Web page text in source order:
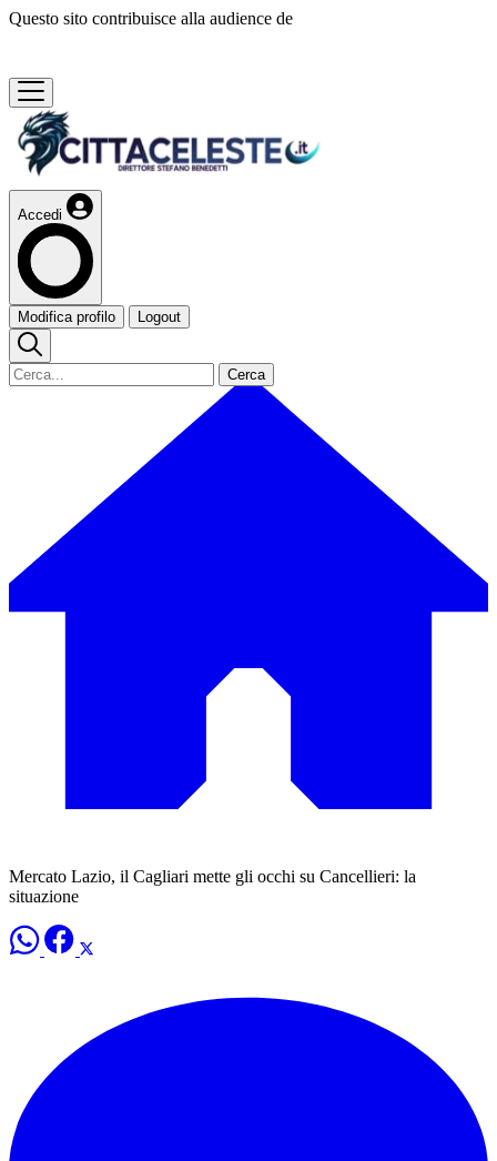
Questo sito contribuisce alla audience de
Accedi
Modifica profilo Logout
Cerca
Mercato Lazio, il Cagliari mette gli occhi su Cancellieri: la
situazione